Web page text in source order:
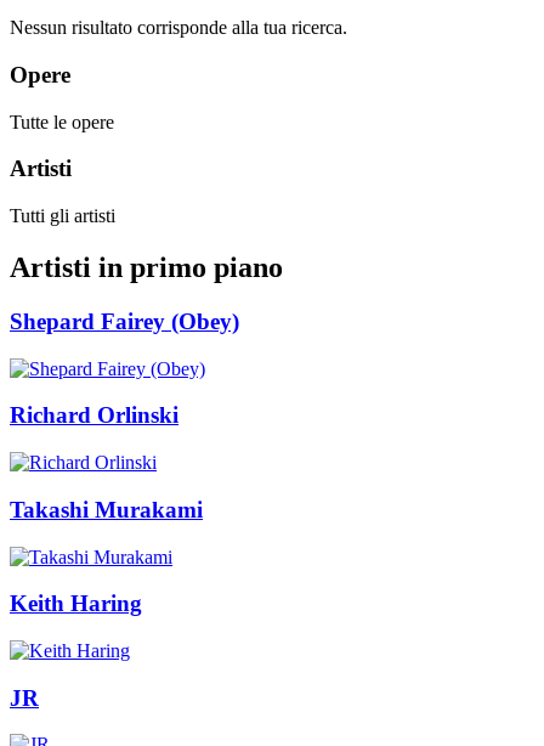
Nessun risultato corrisponde alla tua ricerca.
Opere
Tutte le opere
Artisti
Tutti gli artisti
Artisti in primo piano
Shepard Fairey (Obey)
Richard Orlinski
Takashi Murakami
Keith Haring
JR